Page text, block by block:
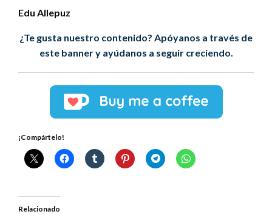
Edu Allepuz
¿Te gusta nuestro contenido? Apóyanos a través de
este banner y ayúdanos a seguir creciendo.
¡Compártelo!
Relacionado